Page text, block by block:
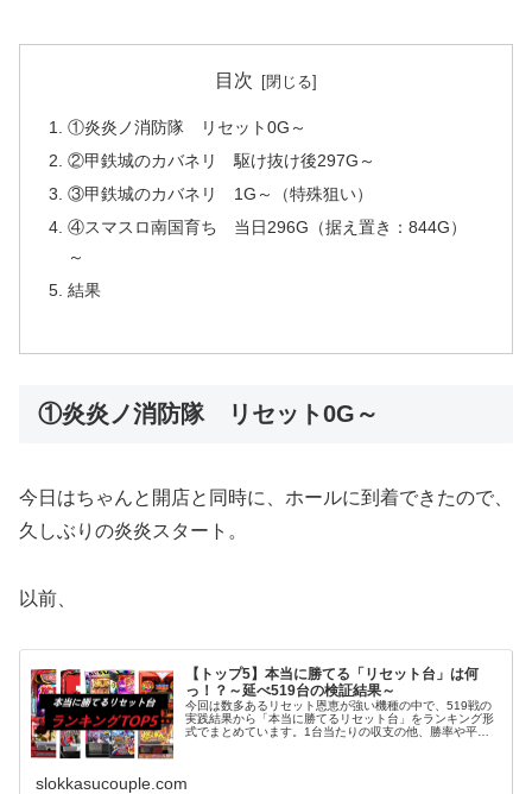
目次
①炎炎ノ消防隊 リセット0G～
②甲鉄城のカバネリ 駆け抜け後297G～
③甲鉄城のカバネリ 1G～（特殊狙い）
④スマスロ南国育ち 当日296G（据え置き：844G）
～
結果
①炎炎ノ消防隊 リセット0G～
今日はちゃんと開店と同時に、ホールに到着できたので、
久しぶりの炎炎スタート。
以前、
【トップ5】本当に勝てる「リセット台」は何
っ！？～延べ519台の検証結果～
今回は数多あるリセット恩恵が強い機種の中で、519戦の
実践結果から「本当に勝てるリセット台」をランキング形
式でまとめています。1台当たりの収支の他、勝率や平均
slokkasucouple.com